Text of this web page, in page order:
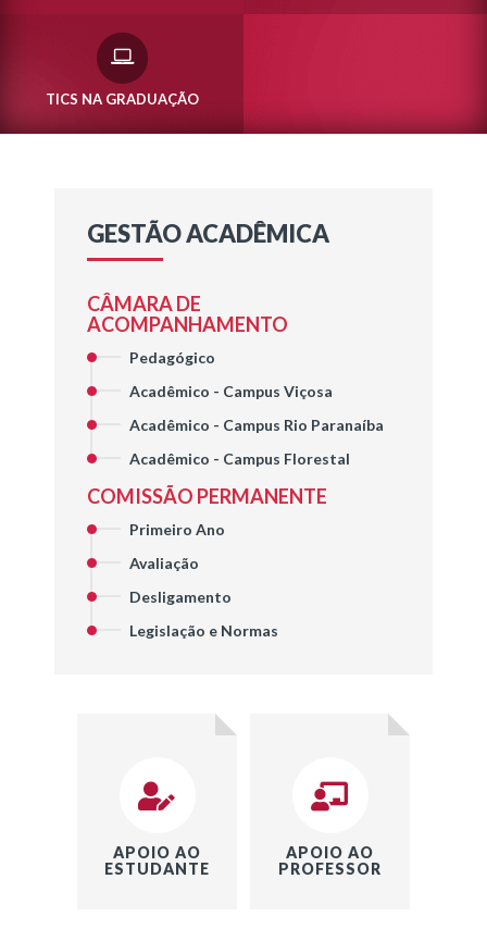
TICS NA GRADUAÇÃO
GESTÃO ACADÊMICA
CÂMARA DE
ACOMPANHAMENTO
Pedagógico
Acadêmico - Campus Viçosa
Acadêmico - Campus Rio Paranaíba
Acadêmico - Campus Florestal
COMISSÃO PERMANENTE
Primeiro Ano
Avaliação
Desligamento
Legislação e Normas
APOIO AO
ESTUDANTE
APOIO AO
PROFESSOR